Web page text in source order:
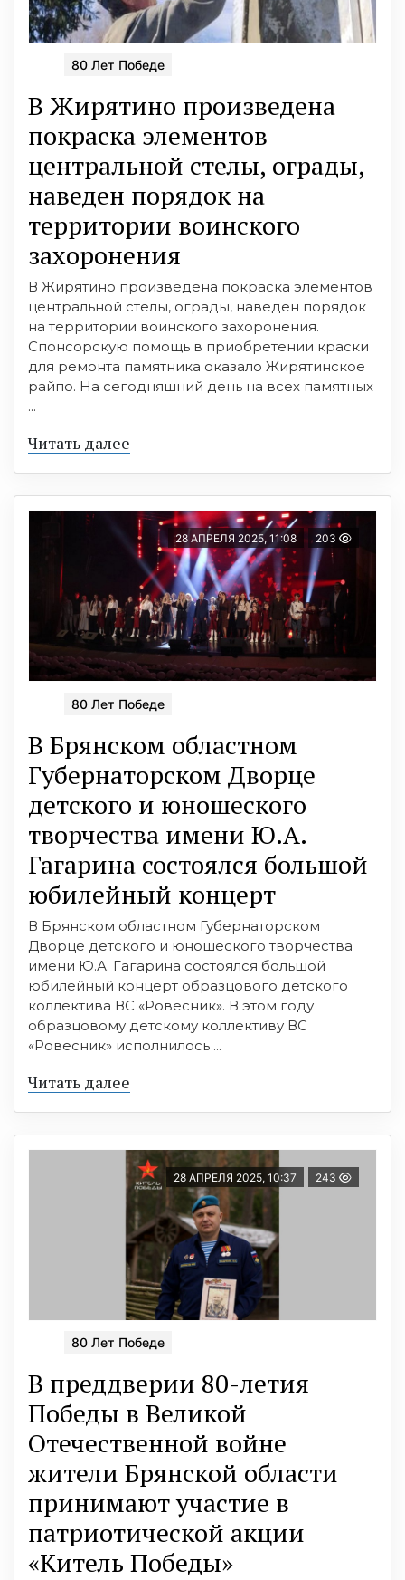
80 Лет Победе
В Жирятино произведена
покраска элементов
центральной стелы, ограды,
наведен порядок на
территории воинского
захоронения
В Жирятино произведена покраска элементов
центральной стелы, ограды, наведен порядок
на территории воинского захоронения.
Спонсорскую помощь в приобретении краски
для ремонта памятника оказало Жирятинское
райпо. На сегодняшний день на всех памятных
...
Читать далее
28 АПРЕЛЯ 2025, 11:08 203
80 Лет Победе
В Брянском областном
Губернаторском Дворце
детского и юношеского
творчества имени Ю.А.
Гагарина состоялся большой
юбилейный концерт
В Брянском областном Губернаторском
Дворце детского и юношеского творчества
имени Ю.А. Гагарина состоялся большой
юбилейный концерт образцового детского
коллектива ВС «Ровесник». В этом году
образцовому детскому коллективу ВС
«Ровесник» исполнилось ...
Читать далее
28 АПРЕЛЯ 2025, 10:37 243
80 Лет Победе
В преддверии 80-летия
Победы в Великой
Отечественной войне
жители Брянской области
принимают участие в
патриотической акции
«Китель Победы»